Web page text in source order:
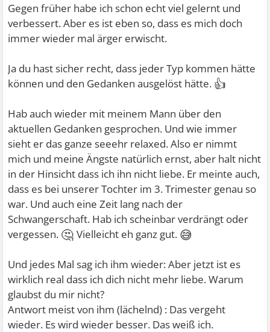
Gegen früher habe ich schon echt viel gelernt und
verbessert. Aber es ist eben so, dass es mich doch
immer wieder mal ärger erwischt.
Ja du hast sicher recht, dass jeder Typ kommen hätte
können und den Gedanken ausgelöst hätte. 👍
Hab auch wieder mit meinem Mann über den
aktuellen Gedanken gesprochen. Und wie immer
sieht er das ganze seeehr relaxed. Also er nimmt
mich und meine Ängste natürlich ernst, aber halt nicht
in der Hinsicht dass ich ihn nicht liebe. Er meinte auch,
dass es bei unserer Tochter im 3. Trimester genau so
war. Und auch eine Zeit lang nach der
Schwangerschaft. Hab ich scheinbar verdrängt oder
vergessen. 🤔 Vielleicht eh ganz gut. 😅
Und jedes Mal sag ich ihm wieder: Aber jetzt ist es
wirklich real dass ich dich nicht mehr liebe. Warum
glaubst du mir nicht?
Antwort meist von ihm (lächelnd) : Das vergeht
wieder. Es wird wieder besser. Das weiß ich.